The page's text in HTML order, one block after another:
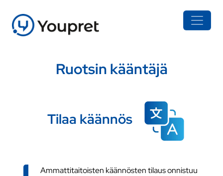
Ruotsin kääntäjä
Tilaa käännös
Ammattitaitoisten käännösten tilaus onnistuu